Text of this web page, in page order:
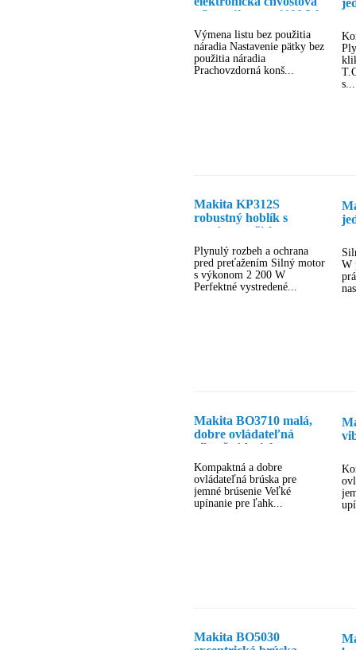
píla s výkonom 1100 W
Výmena listu bez použitia
náradia Nastavenie pätky bez
použitia náradia
Prachovzdorná konš...
s...
Makita KP312S
robustný hoblík s
extrémnou šírkou
záberu
Plynulý rozbeh a ochrana
pred preťažením Silný motor
s výkonom 2 200 W
Perfektné vystredené...
W
Makita BO3710 malá,
dobre ovládateľná
vibračná brúska s
vlastným odsávaním
Kompaktná a dobre
ovládateľná brúska pre
jemné brúsenie Veľké
upínanie pre ľahk...
Makita BO5030